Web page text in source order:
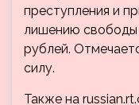
преступления и
лишению свободы
рублей.
силу.
Также на